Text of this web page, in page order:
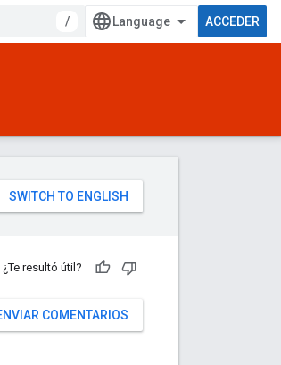
/ ACCEDER
¿Te resultó útil?
COMENTARIOS